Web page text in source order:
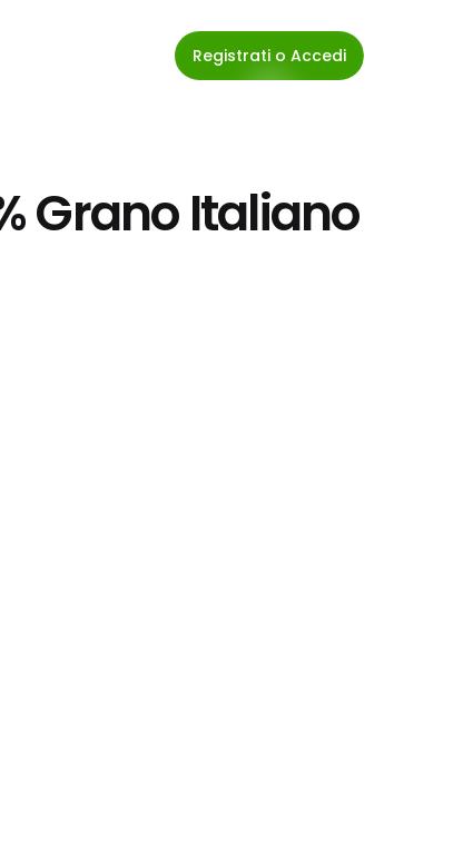
Registrati o Accedi
Grano Italiano